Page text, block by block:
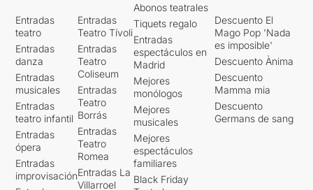
Entradas
teatro
Entradas
danza
Entradas
musicales
Entradas
teatro infantil
Entradas
ópera
Entradas
improvisación
Entradas
Teatro Tívoli
Entradas
Teatro
Coliseum
Entradas
Teatro
Borrás
Entradas
Teatro
Romea
Entradas La
Villarroel
Abonos teatrales
Tiquets regalo
Entradas
espectáculos en
Madrid
Mejores
monólogos
Mejores
musicales
Mejores
espectáculos
familiares
Black Friday
Descuento El
Mago Pop 'Nada
es imposible'
Descuento Ànima
Descuento
Mamma mia
Descuento
Germans de sang